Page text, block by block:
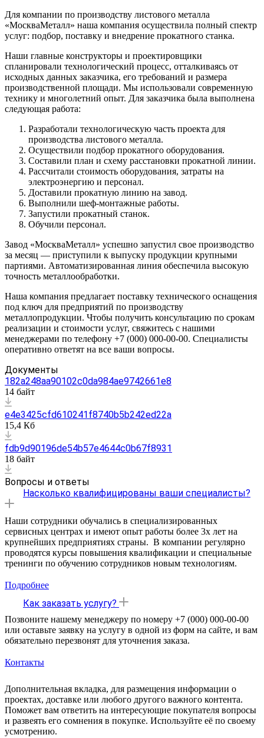
Для компании по производству листового металла
«МоскваМеталл» наша компания осуществила полный спектр
услуг: подбор, поставку и внедрение прокатного станка.
Наши главные конструкторы и проектировщики
спланировали технологический процесс, отталкиваясь от
исходных данных заказчика, его требований и размера
производственной площади. Мы использовали современную
технику и многолетний опыт. Для заказчика была выполнена
следующая работа:
Разработали технологическую часть проекта для
производства листового металла.
Осуществили подбор прокатного оборудования.
Составили план и схему расстановки прокатной линии.
Рассчитали стоимость оборудования, затраты на
электроэнергию и персонал.
Доставили прокатную линию на завод.
Выполнили шеф-монтажные работы.
Запустили прокатный станок.
Обучили персонал.
Завод «МоскваМеталл» успешно запустил свое производство
за месяц — приступили к выпуску продукции крупными
партиями. Автоматизированная линия обеспечила высокую
точность металлообработки.
Наша компания предлагает поставку технического оснащения
под ключ для предприятий по производству
металлопродукции. Чтобы получить консультацию по срокам
реализации и стоимости услуг, свяжитесь с нашими
менеджерами по телефону +7 (000) 000-00-00. Специалисты
оперативно ответят на все ваши вопросы.
Документы
182a248aa90102c0da984ae9742661e8
14 байт
e4e3425cfd610241f8740b5b242ed22a
15,4 Кб
fdb9d90196de54b57e4644c0b67f8931
18 байт
Вопросы и ответы
Насколько квалифицированы ваши специалисты?
Наши сотрудники обучались в специализированных
сервисных центрах и имеют опыт работы более 3х лет на
крупнейших предприятиях страны. В компании регулярно
проводятся курсы повышения квалификации и специальные
тренинги по обучению сотрудников новым технологиям.
Подробнее
Как заказать услугу?
Позвоните нашему менеджеру по номеру +7 (000) 000-00-00
или оставьте заявку на услугу в одной из форм на сайте, и вам
обязательно перезвонят для уточнения заказа.
Контакты
Дополнительная вкладка, для размещения информации о
проектах, доставке или любого другого важного контента.
Поможет вам ответить на интересующие покупателя вопросы
и развеять его сомнения в покупке. Используйте её по своему
усмотрению.